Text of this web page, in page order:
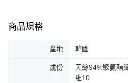
商品規格
產地 韓國
成份
天絲94%聚氨酯
維10